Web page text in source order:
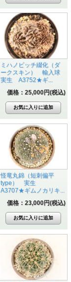
ミハノビッチ綴化（ダ
ークスキン） 輸入球
実生 A3752★ギ...
価格：25,000円(税込)
怪竜丸錦（短刺偏平
type） 実生
A3707★ギムノカリキ...
価格：23,000円(税込)